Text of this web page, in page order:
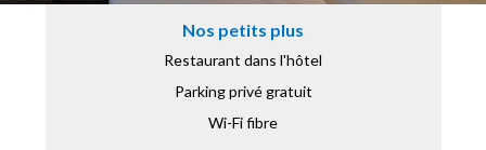
Nos petits plus
Restaurant dans l'hôtel
Parking privé gratuit
Wi-Fi fibre